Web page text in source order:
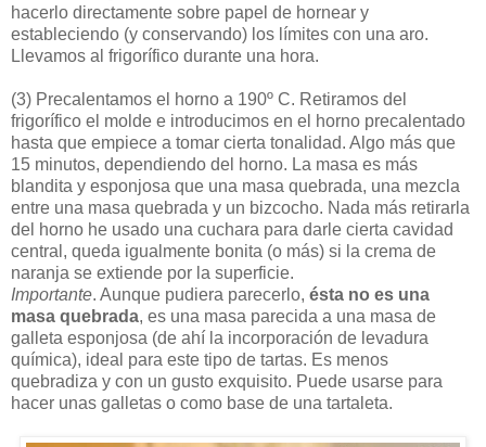
hacerlo directamente sobre papel de hornear y
estableciendo (y conservando) los límites con una aro.
Llevamos al frigorífico durante una hora.
(3) Precalentamos el horno a 190º C. Retiramos del
frigorífico el molde e introducimos en el horno precalentado
hasta que empiece a tomar cierta tonalidad. Algo más que
15 minutos, dependiendo del horno. La masa es más
blandita y esponjosa que una masa quebrada, una mezcla
entre una masa quebrada y un bizcocho. Nada más retirarla
del horno he usado una cuchara para darle cierta cavidad
central, queda igualmente bonita (o más) si la crema de
naranja se extiende por la superficie.
Importante. Aunque pudiera parecerlo, ésta no es una
masa quebrada, es una masa parecida a una masa de
galleta esponjosa (de ahí la incorporación de levadura
química), ideal para este tipo de tartas. Es menos
quebradiza y con un gusto exquisito. Puede usarse para
hacer unas galletas o como base de una tartaleta.